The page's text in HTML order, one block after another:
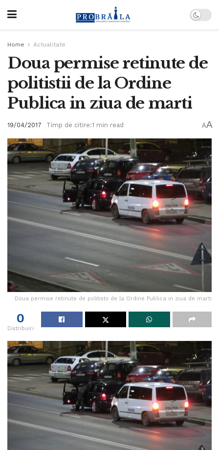
Home Actualitate
Doua permise retinute de
politistii de la Ordine
Publica in ziua de marti
19/04/2017 Timp de citire:1 min read AA
Doua permise retinute de politistii de la Ordine Publica in ziua de marti
0
Distribuiri